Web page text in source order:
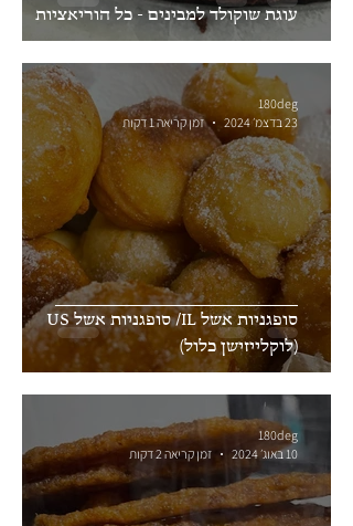
עוגת שוקולד למבינים - כל הוריאציות
סופגניות אשל IL/ סופגניות אשל US
(לוקלייזישן כלול)
180deg
23 בדצמ׳ 2024
זמן קריאה 1 דקות
180deg
10 באוג׳ 2024
זמן קריאה 2 דקות